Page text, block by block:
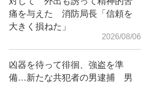
痛を与えた 消防局長「信頼を
大きく損ねた」
2026/08/06
凶器を待って徘徊、強盗を準
備…新たな共犯者の男逮捕 男